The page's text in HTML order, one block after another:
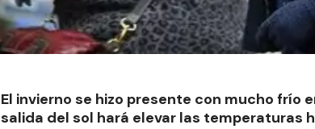
El invierno se hizo presente con mucho frío
salida del sol hará elevar las temperaturas